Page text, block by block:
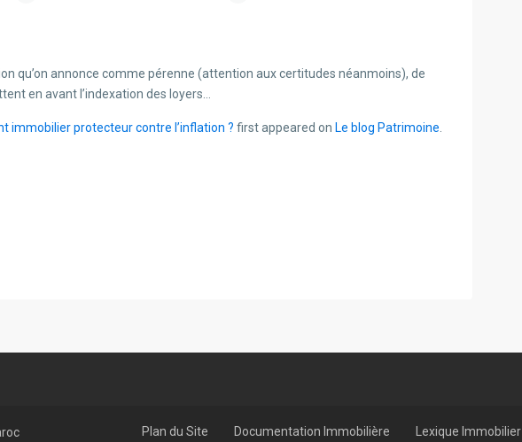
qu’on annonce comme pérenne (attention aux certitudes néanmoins), de
en avant l’indexation des loyers…
immobilier protecteur contre l’inflation ? first appeared on Le blog Patrimoine
Plan du Site Documentation Immobilière Lexique Immobilier